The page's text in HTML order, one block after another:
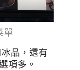
單
品，還有
項多。